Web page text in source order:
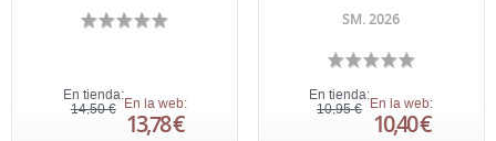
En tienda:
14,50 € En la web:
13,78 €
SM. 2026
En tienda:
10,95 €
En la web:
10,40 €